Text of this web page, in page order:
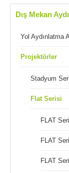
Dış Mekan
Yol Aydınlatma
Projektörler
Stadyum
Flat Serisi
FLAT
FLAT
FLAT